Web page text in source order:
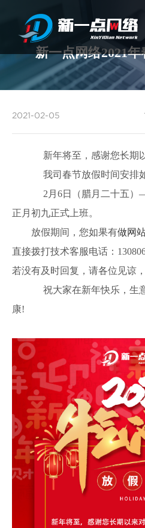
新一点网络2021
2021-02-05
新年将至，感谢您长期
我司春节放假时间安排
2月6日（腊月二十五）
正月初九正式上班。
放假期间，您如果有做网
直接拨打技术客服电话：
若没有及时回复，请各位见谅
祝大家在新年快乐，生
康!